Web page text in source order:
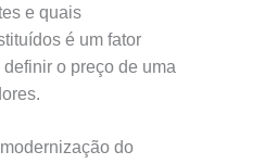
e quais
é um fator
o preço de uma
do